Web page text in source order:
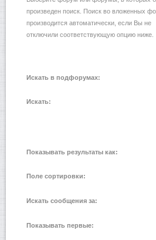
произведен поиск. Поиск во вложенных
производится автоматически, если Вы не
отключили соответствующую опцию ниже.
Искать в подфорумах:
Искать:
Показывать результаты как:
Поле сортировки:
Искать сообщения за:
Показывать первые: